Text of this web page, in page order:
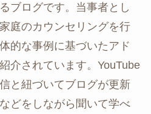
ブログです。当事者とし
庭のカウンセリングを行
的な事例に基づいたアド
介されています。YouTube
と紐づいてブログが更新
どをしながら聞いて学べ